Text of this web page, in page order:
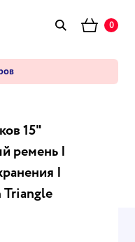
0
15"
ремень |
|
Triangle